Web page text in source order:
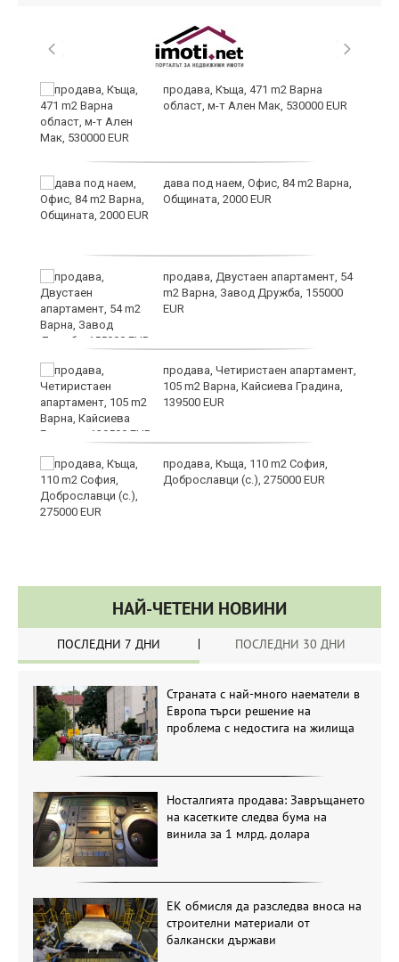
продава, Къща, 471 m2 Варна
област, м-т Ален Мак, 530000 EUR
дава под наем, Офис, 84 m2 Варна,
Общината, 2000 EUR
продава, Двустаен апартамент, 54
m2 Варна, Завод Дружба, 155000
EUR
продава, Четиристаен апартамент,
105 m2 Варна, Кайсиева Градина,
139500 EUR
продава, Къща, 110 m2 София,
Доброславци (с.), 275000 EUR
НАЙ-ЧЕТЕНИ НОВИНИ
ПОСЛЕДНИ 7 ДНИ ПОСЛЕДНИ 30 ДНИ
Страната с най-много наематели в
Европа търси решение на
проблема с недостига на жилища
Носталгията продава: Завръщането
на касетките следва бума на
винила за 1 млрд. долара
ЕК обмисля да разследва вноса на
строителни материали от
балкански държави